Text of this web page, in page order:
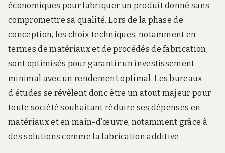
économiques pour fabriquer un produit donné sans
compromettre sa qualité. Lors de la phase de
conception, les choix techniques, notamment en
termes de matériaux et de procédés de fabrication,
sont optimisés pour garantir un investissement
minimal avec un rendement optimal. Les bureaux
d’études se révèlent donc être un atout majeur pour
toute société souhaitant réduire ses dépenses en
matériaux et en main-d’œuvre, notamment grâce à
des solutions comme la fabrication additive.